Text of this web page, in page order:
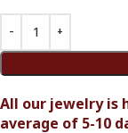
All our jewelry is
average of 5-10